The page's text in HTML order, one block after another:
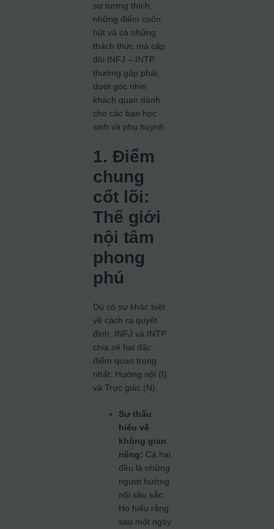
sự tương thích,
những điểm cuốn
hút và cả những
thách thức mà cặp
đôi INFJ – INTP
thường gặp phải,
dưới góc nhìn
khách quan dành
cho các bạn học
sinh và phụ huynh.
1. Điểm
chung
cốt lõi:
Thế giới
nội tâm
phong
phú
Dù có sự khác biệt
về cách ra quyết
định, INFJ và INTP
chia sẻ hai đặc
điểm quan trọng
nhất: Hướng nội (I)
và Trực giác (N).
Sự thấu
hiểu về
không gian
riêng: Cả hai
đều là những
người hướng
nội sâu sắc.
Họ hiểu rằng
sau một ngày